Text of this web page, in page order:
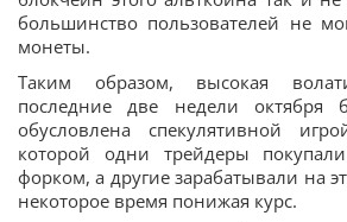
большинство пользователей не
монеты.
Таким образом, высокая
последние две недели октября
обусловлена спекулятивной
которой одни трейдеры
форком, а другие зарабатывали на
некоторое время понижая курс.